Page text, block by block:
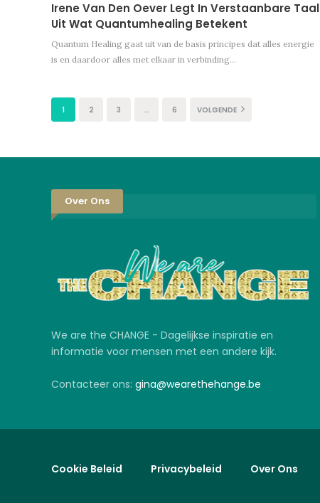
Irene Van Den Oever Legt In Verstaanbare Taal
Uit Wat Quantumhealing Betekent
Quantum Healing gaat uit van de basis principes dat alles energie
is en daardoor alles met elkaar in verbinding…
1 2 3 … 6 VOLGENDE
Over Ons
We are the CHANGE - Dagelijkse inspiratie en
informatie voor mensen met een andere kijk.
Contacteer ons: gina@wearethehange.be
Cookie Beleid Privacybeleid Over Ons